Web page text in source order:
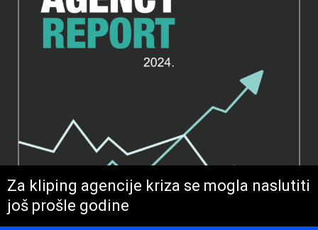
Za kliping agencije kriza se mogla naslutiti
još prošle godine